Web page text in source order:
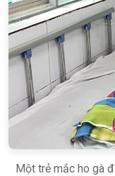
Một trẻ mắc ho gà